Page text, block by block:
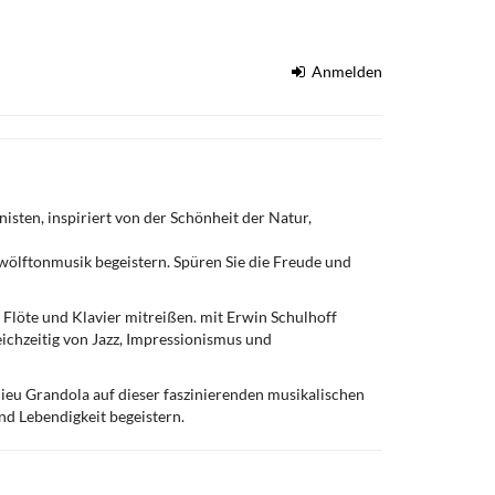
Anmelden
inspiriert von der Schönheit der Natur,
begeistern. Spüren Sie die Freude und
Flöte und Klavier mitreißen. mit Erwin Schulhoff
von Jazz, Impressionismus und
Grandola auf dieser faszinierenden musikalischen
Lebendigkeit begeistern.